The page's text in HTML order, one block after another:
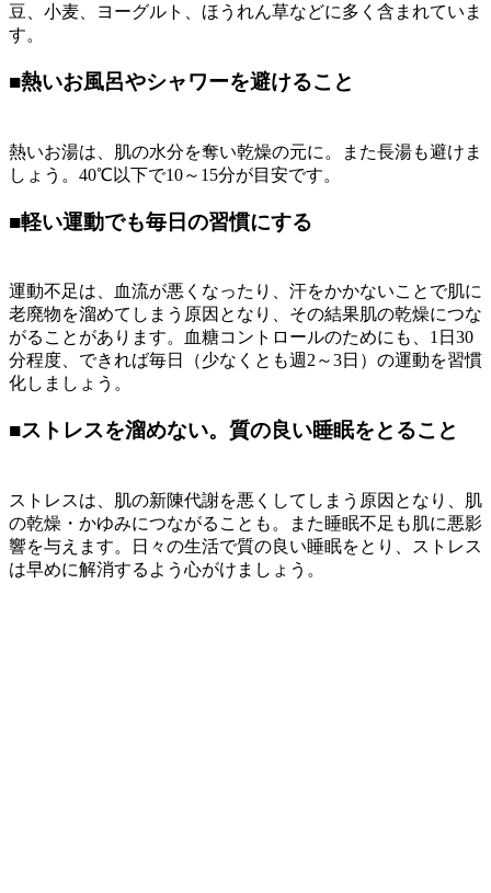
豆、小麦、ヨーグルト、ほうれん草などに多く含まれていま
す。
■熱いお風呂やシャワーを避けること
熱いお湯は、肌の水分を奪い乾燥の元に。また長湯も避けま
しょう。40℃以下で10～15分が目安です。
■軽い運動でも毎日の習慣にする
運動不足は、血流が悪くなったり、汗をかかないことで肌に
老廃物を溜めてしまう原因となり、その結果肌の乾燥につな
がることがあります。血糖コントロールのためにも、1日30
分程度、できれば毎日（少なくとも週2～3日）の運動を習慣
化しましょう。
■ストレスを溜めない。質の良い睡眠をとること
ストレスは、肌の新陳代謝を悪くしてしまう原因となり、肌
の乾燥・かゆみにつながることも。また睡眠不足も肌に悪影
響を与えます。日々の生活で質の良い睡眠をとり、ストレス
は早めに解消するよう心がけましょう。